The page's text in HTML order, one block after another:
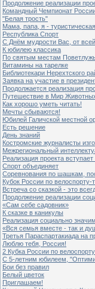
Продолжение реализации
Командный Чемпионат
"Белая трость"
Мама, папа, я -
Республика Спорт
С Днём мудрости Вас, от
К юбилею классика
По святым местам
Витамины на тарелке
Библиотекари Нерехтского
Заявка на участие в
Продолжается реализация
Путешествие в Мир
Как хорошо уметь читать!
Мечты сбываются!
Юбилей Галичской местной
Есть решение
День знаний
Костромские журналисты
Межрегиональный
Реализация проекта
Спорт объединяет
Соревнования по шашкам,
Кубок России по велоспорту-
Встреча со сказкой - это
Продолжение реализации
«Сам себе садовник»
К сказке в каникулы
Реализация социально
«Вся семья вместе - так и
Третья Параспартакиада на
Люблю тебя, Россия!
2 Кубка России по
С 5-летним юбилеем,
Бои без правил
Белый цветок
Приглашаем!